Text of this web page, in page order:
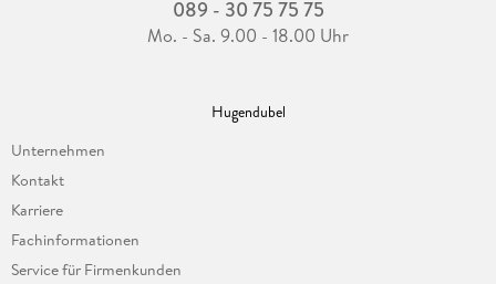
089 - 30 75 75 75
Mo. - Sa. 9.00 - 18.00 Uhr
Hugendubel
Unternehmen
Kontakt
Karriere
Fachinformationen
Service für Firmenkunden